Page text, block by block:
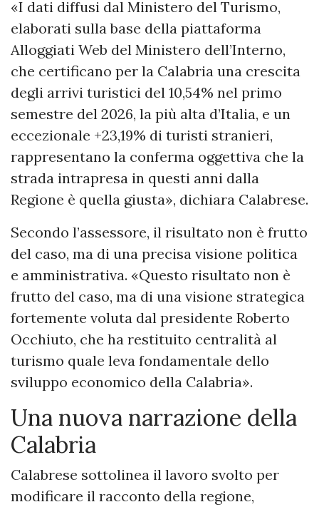
«I dati diffusi dal Ministero del Turismo,
elaborati sulla base della piattaforma
Alloggiati Web del Ministero dell’Interno,
che certificano per la Calabria una crescita
degli arrivi turistici del 10,54% nel primo
semestre del 2026, la più alta d’Italia, e un
eccezionale +23,19% di turisti stranieri,
rappresentano la conferma oggettiva che la
strada intrapresa in questi anni dalla
Regione è quella giusta», dichiara Calabrese.
Secondo l’assessore, il risultato non è frutto
del caso, ma di una precisa visione politica
e amministrativa. «Questo risultato non è
frutto del caso, ma di una visione strategica
fortemente voluta dal presidente Roberto
Occhiuto, che ha restituito centralità al
turismo quale leva fondamentale dello
sviluppo economico della Calabria».
Una nuova narrazione della
Calabria
Calabrese sottolinea il lavoro svolto per
modificare il racconto della regione,